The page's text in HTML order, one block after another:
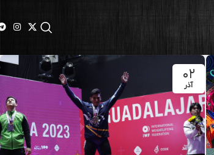
۰۲
آذر